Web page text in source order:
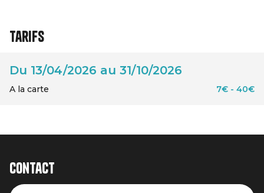
Tarifs
Du 13/04/2026 au 31/10/2026
A la carte 7€ - 40€
Contact